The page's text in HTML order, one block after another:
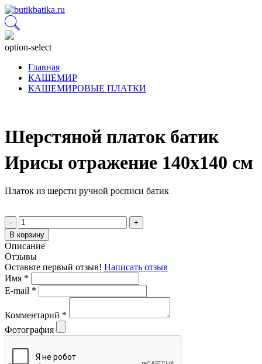
option-select
Главная
КАШЕМИР
КАШЕМИРОВЫЕ ПЛАТКИ
Шерстяной платок батик
Ирисы отражение 140x140 см
Платок из шерсти ручной росписи батик
-
+
В корзину
Описание
Отзывы
Оставьте первый отзыв! Написать отзыв
Имя *
E-mail *
Комментарий *
Фотография